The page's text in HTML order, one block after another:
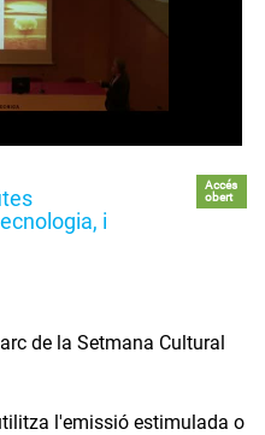
i
Accés
obert
de la Setmana Cultural
l'emissió estimulada o